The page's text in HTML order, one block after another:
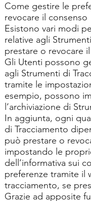
Come gestire le
revocare il consenso
Esistono vari modi
relative agli
prestare o revocare
Gli Utenti possono
agli Strumenti di
tramite le
esempio, possono
l’archiviazione di
In aggiunta, ogni
di Tracciamento
può prestare o
impostando le
dell’informativa sui
preferenze tramite il
tracciamento, se
Grazie ad apposite